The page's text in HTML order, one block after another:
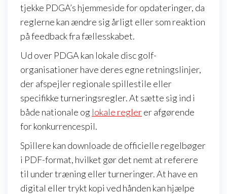
tjekke PDGA’s hjemmeside for opdateringer, da
reglerne kan ændre sig årligt eller som reaktion
på feedback fra fællesskabet.
Ud over PDGA kan lokale disc golf-
organisationer have deres egne retningslinjer,
der afspejler regionale spillestile eller
specifikke turneringsregler. At sætte sig ind i
både nationale og lokale reglerer afgørende
for konkurrencespil.
Spillere kan downloade de officielle regelbøger
i PDF-format, hvilket gør det nemt at referere
til under træning eller turneringer. At have en
digital eller trykt kopi ved hånden kan hjælpe